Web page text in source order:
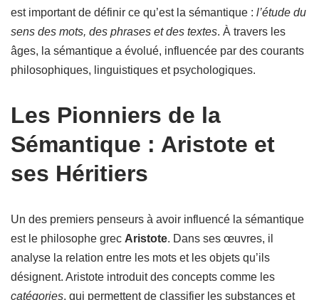
est important de définir ce qu’est la sémantique : l’étude du
sens des mots, des phrases et des textes. À travers les
âges, la sémantique a évolué, influencée par des courants
philosophiques, linguistiques et psychologiques.
Les Pionniers de la
Sémantique : Aristote et
ses Héritiers
Un des premiers penseurs à avoir influencé la sémantique
est le philosophe grec Aristote. Dans ses œuvres, il
analyse la relation entre les mots et les objets qu’ils
désignent. Aristote introduit des concepts comme les
catégories, qui permettent de classifier les substances et